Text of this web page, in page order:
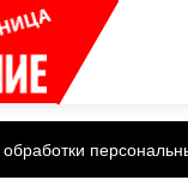
обработки